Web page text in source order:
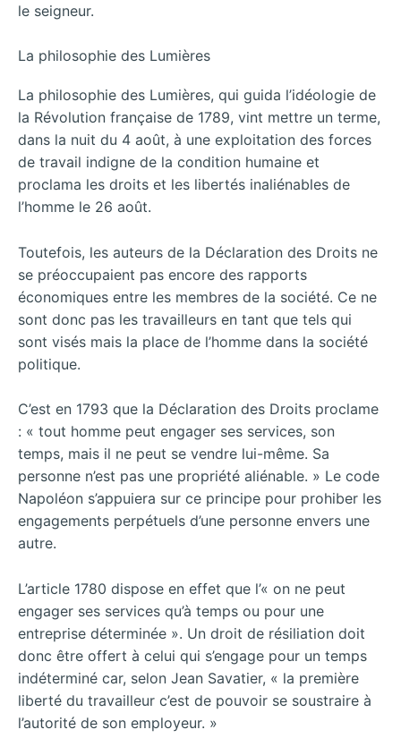
le seigneur.
La philosophie des Lumières
La philosophie des Lumières, qui guida l’idéologie de
la Révolution française de 1789, vint mettre un terme,
dans la nuit du 4 août, à une exploitation des forces
de travail indigne de la condition humaine et
proclama les droits et les libertés inaliénables de
l’homme le 26 août.
Toutefois, les auteurs de la Déclaration des Droits ne
se préoccupaient pas encore des rapports
économiques entre les membres de la société. Ce ne
sont donc pas les travailleurs en tant que tels qui
sont visés mais la place de l’homme dans la société
politique.
C’est en 1793 que la Déclaration des Droits proclame
: « tout homme peut engager ses services, son
temps, mais il ne peut se vendre lui-même. Sa
personne n’est pas une propriété aliénable. » Le code
Napoléon s’appuiera sur ce principe pour prohiber les
engagements perpétuels d’une personne envers une
autre.
L’article 1780 dispose en effet que l’« on ne peut
engager ses services qu’à temps ou pour une
entreprise déterminée ». Un droit de résiliation doit
donc être offert à celui qui s’engage pour un temps
indéterminé car, selon Jean Savatier, « la première
liberté du travailleur c’est de pouvoir se soustraire à
l’autorité de son employeur. »